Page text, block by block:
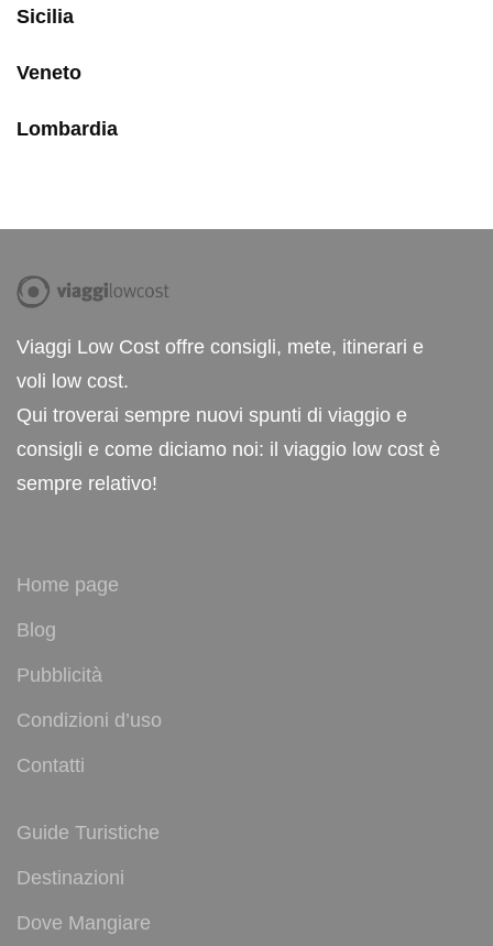
Sicilia
Veneto
Lombardia
Viaggi Low Cost offre consigli, mete, itinerari e
voli low cost.
Qui troverai sempre nuovi spunti di viaggio e
consigli e come diciamo noi: il viaggio low cost è
sempre relativo!
Home page
Blog
Pubblicità
Condizioni d’uso
Contatti
Guide Turistiche
Destinazioni
Dove Mangiare